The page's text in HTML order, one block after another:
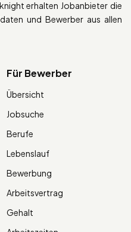
erhalten Jobanbieter die
und Bewerber aus allen
Für Bewerber
Übersicht
Jobsuche
Berufe
Lebenslauf
Bewerbung
Arbeitsvertrag
Gehalt